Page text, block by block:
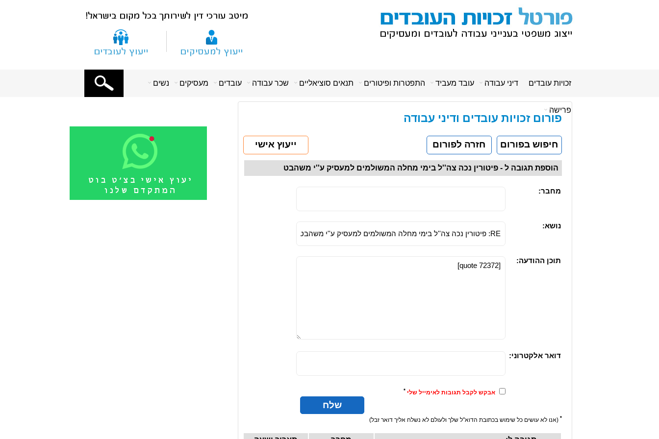
זכויות עובדים דיני עבודה עובד מעביד התפטרות ופיטורים תנאים סוציאליים שכר עבודה עובדים מעסיקים נשים
פרישה
X
פורום זכויות עובדים ודיני עבודה
חיפוש בפורום חזרה לפורום ייעוץ אישי
הוספת תגובה ל - פיטורין נכה צה''ל בימי מחלה המשולמים למעסיק ע''י משהבט
מחבר:
נושא:
תוכן ההודעה:
דואר אלקטרוני:
אבקש לקבל תגובות לאימייל שלי *
* (אנו לא עושים כל שימוש בכתובת הדוא"ל שלך ולעולם לא נשלח אליך דואר זבל)